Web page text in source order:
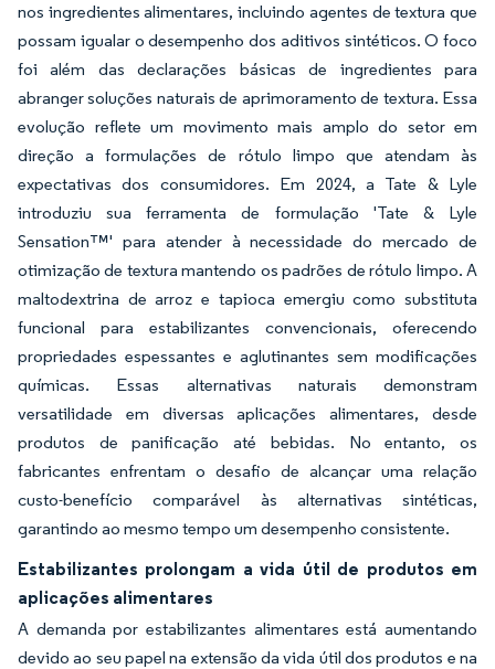
nos ingredientes alimentares, incluindo agentes de textura que
possam igualar o desempenho dos aditivos sintéticos. O foco
foi além das declarações básicas de ingredientes para
abranger soluções naturais de aprimoramento de textura. Essa
evolução reflete um movimento mais amplo do setor em
direção a formulações de rótulo limpo que atendam às
expectativas dos consumidores. Em 2024, a Tate & Lyle
introduziu sua ferramenta de formulação 'Tate & Lyle
Sensation™' para atender à necessidade do mercado de
otimização de textura mantendo os padrões de rótulo limpo. A
maltodextrina de arroz e tapioca emergiu como substituta
funcional para estabilizantes convencionais, oferecendo
propriedades espessantes e aglutinantes sem modificações
químicas. Essas alternativas naturais demonstram
versatilidade em diversas aplicações alimentares, desde
produtos de panificação até bebidas. No entanto, os
fabricantes enfrentam o desafio de alcançar uma relação
custo-benefício comparável às alternativas sintéticas,
garantindo ao mesmo tempo um desempenho consistente.
Estabilizantes prolongam a vida útil de produtos em
aplicações alimentares
A demanda por estabilizantes alimentares está aumentando
devido ao seu papel na extensão da vida útil dos produtos e na